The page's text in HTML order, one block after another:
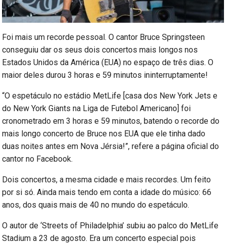
Foi mais um recorde pessoal. O cantor Bruce Springsteen
conseguiu dar os seus dois concertos mais longos nos
Estados Unidos da América (EUA) no espaço de três dias. O
maior deles durou 3 horas e 59 minutos ininterruptamente!
“O espetáculo no estádio MetLife [casa dos New York Jets e
do New York Giants na Liga de Futebol Americano] foi
cronometrado em 3 horas e 59 minutos, batendo o recorde do
mais longo concerto de Bruce nos EUA que ele tinha dado
duas noites antes em Nova Jérsia!”, refere a página oficial do
cantor no Facebook.
Dois concertos, a mesma cidade e mais recordes. Um feito
por si só. Ainda mais tendo em conta a idade do músico: 66
anos, dos quais mais de 40 no mundo do espetáculo.
O autor de ‘Streets of Philadelphia’ subiu ao palco do MetLife
Stadium a 23 de agosto. Era um concerto especial pois